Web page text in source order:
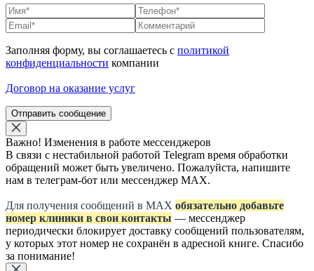
Заполняя форму, вы соглашаетесь с политикой
конфиденциальности компании
Договор на оказание услуг
Отправить сообщение
Важно! Изменения в работе мессенджеров
В связи с нестабильной работой Telegram время обработки
обращений может быть увеличено. Пожалуйста, напишите
нам в телеграм-бот или мессенджер МАХ.
Для получения сообщений в МАХ обязательно добавьте
номер клиники в свои контакты — мессенджер
периодически блокирует доставку сообщений пользователям,
у которых этот номер не сохранён в адресной книге. Спасибо
за понимание!